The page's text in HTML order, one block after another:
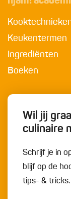
Keukentermen
Ingrediënten
Boeken
Wil jij
culinaire
Schrijf je in
blijf op de
tips- & tricks.